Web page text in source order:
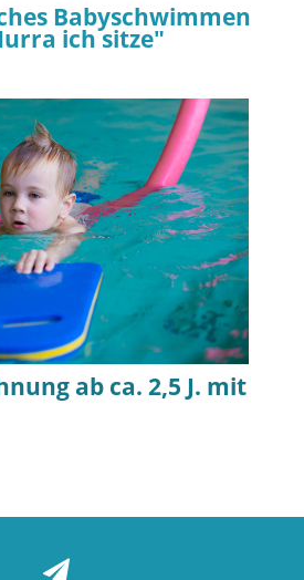
Babyschwimmen
ich sitze"
ab ca. 2,5 J. mit